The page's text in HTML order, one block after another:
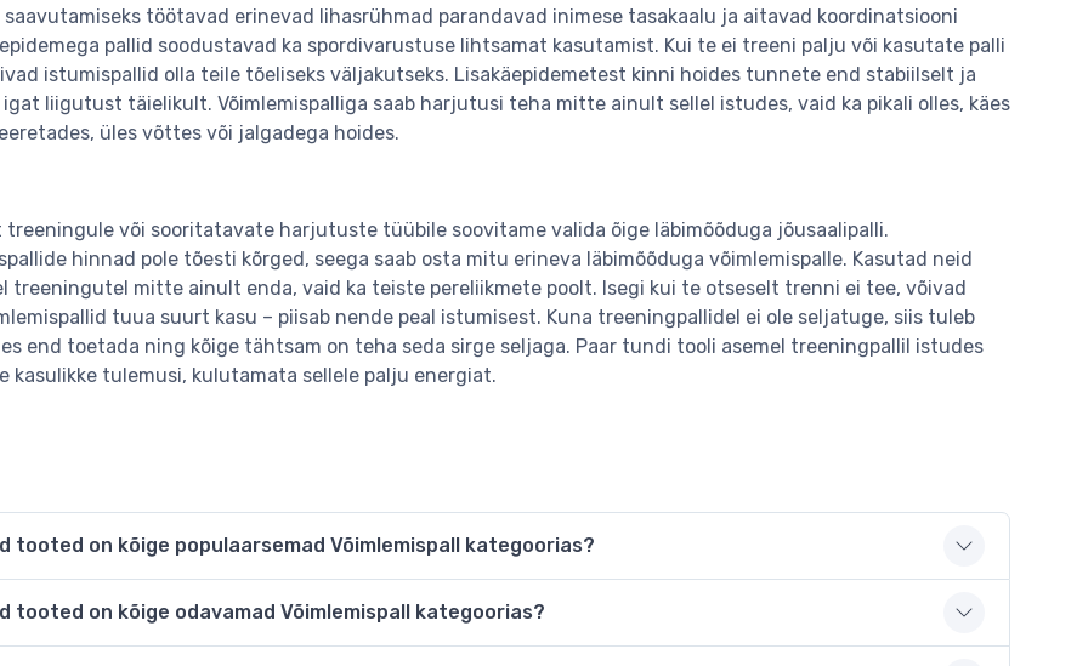
saavutamiseks töötavad erinevad lihasrühmad parandavad inimese tasakaalu ja aitavad koordinatsiooni
pallid soodustavad ka spordivarustuse lihtsamat kasutamist. Kui te ei treeni palju või kasutate palli
istumispallid olla teile tõeliseks väljakutseks. Lisakäepidemetest kinni hoides tunnete end stabiilselt ja
liigutust täielikult. Võimlemispalliga saab harjutusi teha mitte ainult sellel istudes, vaid ka pikali olles, käes
üles võttes või jalgadega hoides.
treeningule või sooritatavate harjutuste tüübile soovitame valida õige läbimõõduga jõusaalipalli.
hinnad pole tõesti kõrged, seega saab osta mitu erineva läbimõõduga võimlemispalle. Kasutad neid
treeningutel mitte ainult enda, vaid ka teiste pereliikmete poolt. Isegi kui te otseselt trenni ei tee, võivad
tuua suurt kasu – piisab nende peal istumisest. Kuna treeningpallidel ei ole seljatuge, siis tuleb
end toetada ning kõige tähtsam on teha seda sirge seljaga. Paar tundi tooli asemel treeningpallil istudes
kasulikke tulemusi, kulutamata sellele palju energiat.
tooted on kõige populaarsemad Võimlemispall kategoorias?
tooted on kõige odavamad Võimlemispall kategoorias?